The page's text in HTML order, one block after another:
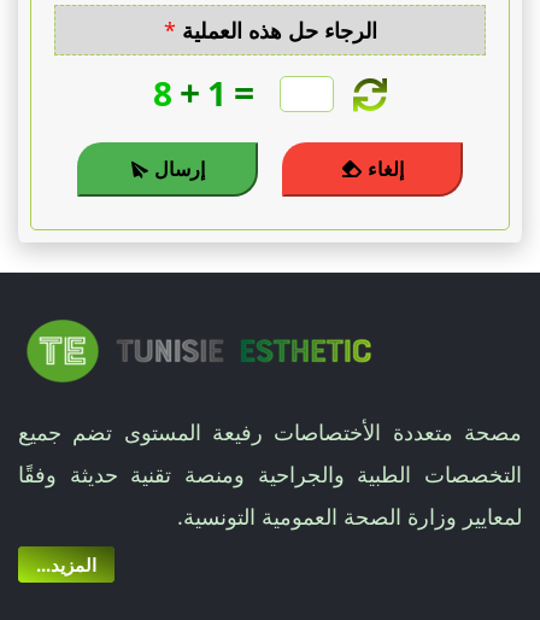
* الرجاء حل هذه العملية
8 + 1 =
إلغاء إرسال
مصحة متعددة الأختصاصات رفيعة المستوى تضم جميع
التخصصات الطبية والجراحية ومنصة تقنية حديثة وفقًا
لمعايير وزارة الصحة العمومية التونسية.
...المزيد